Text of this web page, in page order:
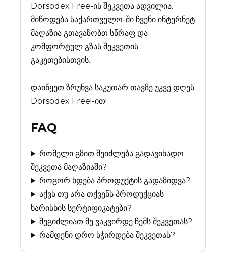
Dorsodex Free-ის შეკვეთა ადვილია.
მიწოდება საქართველო-ში ჩვენი ინტერნეტ
მაღაზია გთავაზობთ სწრაფ და
კომფორტულ გზას შეკვეთის
გაკეთებისთვის.
დაიწყეთ ზრუნვა საკუთარ თავზე უკვე დღეს
Dorsodex Free!-ით!
FAQ
რომელი გზით შეიძლება გადავიხადო
შეკვეთა მაღაზიაში?
როგორ ხდება პროდუქტის გადაზიდვა?
აქვს თუ არა თქვენს პროდუქციას
ხარისხის სერტიფიკატები?
შეგიძლიათ მე ვაკვირდე ჩემს შეკვეთას?
რამდენი დრო სჭირდება შეკვეთას?